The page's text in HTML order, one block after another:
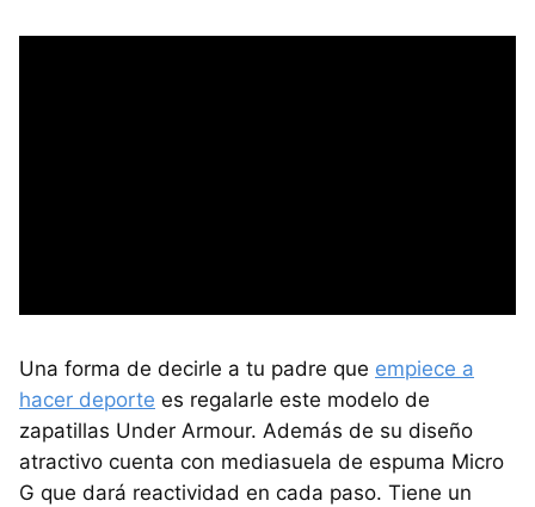
Una forma de decirle a tu padre que empiece a
hacer deporte es regalarle este modelo de
zapatillas Under Armour. Además de su diseño
atractivo cuenta con mediasuela de espuma Micro
G que dará reactividad en cada paso. Tiene un